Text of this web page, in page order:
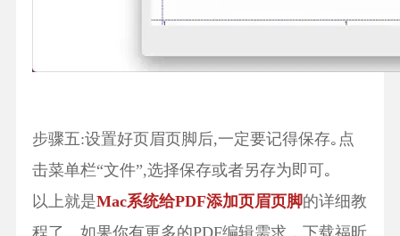
步骤五:设置好页眉页脚后,一定要记得保存｡点
击菜单栏“文件”,选择保存或者另存为即可｡
以上就是Mac系统给PDF添加页眉页脚的详细教
程了。如果你有更多的PDF编辑需求，下载福昕